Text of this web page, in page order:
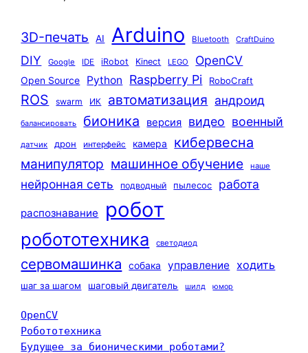
3D-печать AI Arduino Bluetooth CraftDuino
DIY Google IDE iRobot Kinect LEGO OpenCV
Open Source Python Raspberry Pi RoboCraft
ROS swarm ИК автоматизация андроид
балансировать бионика версия видео военный
датчик дрон интерфейс камера кибервесна
манипулятор машинное обучение наше
нейронная сеть подводный пылесос работа
распознавание робот
робототехника светодиод
сервомашинка собака управление ходить
шаг за шагом шаговый двигатель шилд юмор
OpenCV
Робототехника
Будущее за бионическими роботами?